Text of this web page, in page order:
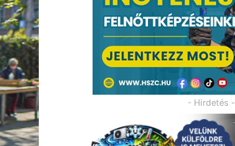
- Hirdetés -